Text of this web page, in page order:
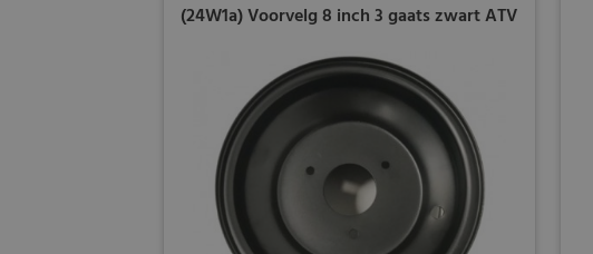
(24W1a) Voorvelg 8 inch 3 gaats zwart ATV